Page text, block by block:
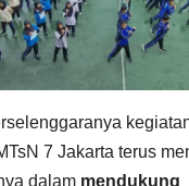
7 Jakarta terus
dalam mendukung